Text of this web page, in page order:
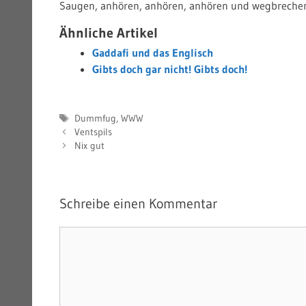
Saugen, anhören, anhören, anhören und
Ähnliche Artikel
Gaddafi und das Englisch
Gibts doch gar nicht! Gibts doch!
Schlagwörter
Dummfug, WWW
Ventspils
Nix gut
Schreibe einen Kommentar